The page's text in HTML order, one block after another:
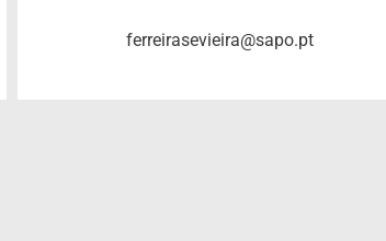
ferreirasevieira@sapo.pt